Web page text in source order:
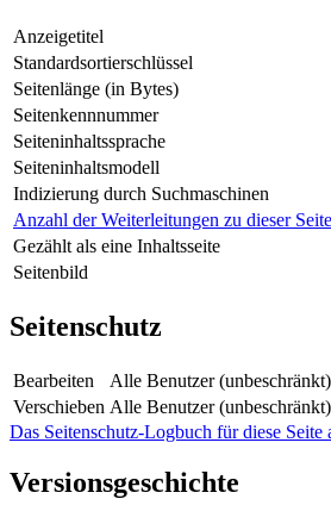
Anzeigetitel
Standardsortierschlüssel
Seitenlänge (in Bytes)
Seitenkennnummer
Seiteninhaltssprache
Seiteninhaltsmodell
Indizierung durch Suchmaschinen
Anzahl der Weiterleitungen zu dieser Seite
Gezählt als eine Inhaltsseite
Seitenbild
Seitenschutz
Bearbeiten
Alle Benutzer (unbeschränkt)
Verschieben Alle Benutzer (unbeschränkt)
Das Seitenschutz-Logbuch für diese Seite
Versionsgeschichte